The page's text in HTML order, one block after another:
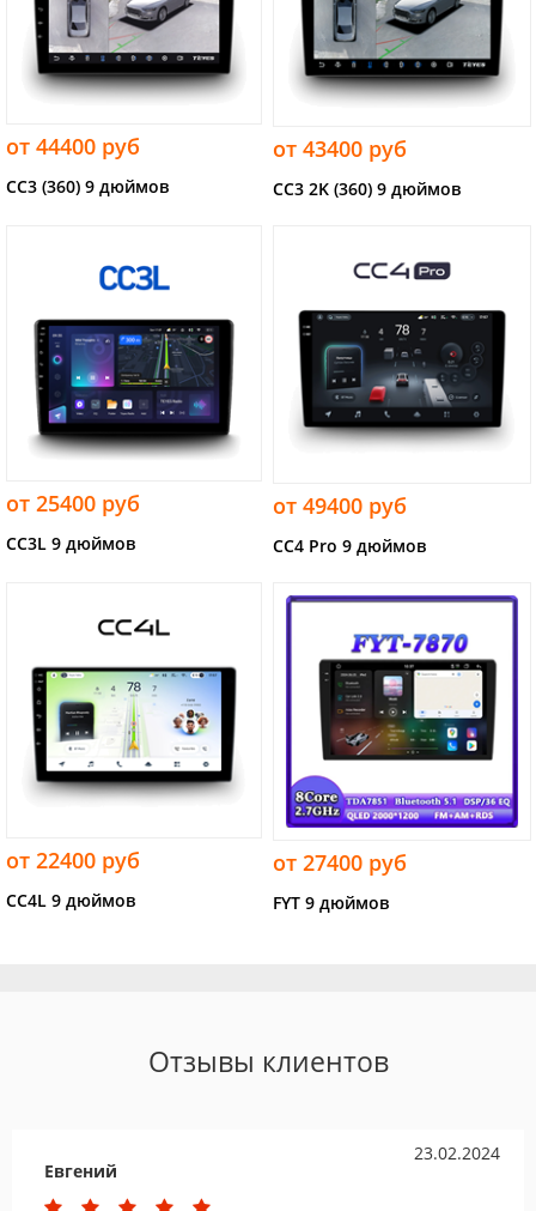
от 44400 руб
CC3 (360) 9 дюймов
от 43400 руб
CC3 2K (360) 9 дюймов
от 25400 руб
CC3L 9 дюймов
от 49400 руб
CC4 Pro 9 дюймов
от 22400 руб
CC4L 9 дюймов
от 27400 руб
FYT 9 дюймов
Отзывы клиентов
23.02.2024
Евгений